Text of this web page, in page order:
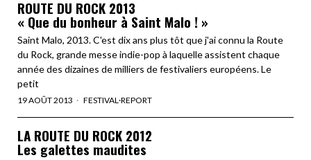
ROUTE DU ROCK 2013
« Que du bonheur à Saint Malo ! »
Saint Malo, 2013. C'est dix ans plus tôt que j'ai connu la Route
du Rock, grande messe indie-pop à laquelle assistent chaque
année des dizaines de milliers de festivaliers européens. Le
petit
19 AOÛT 2013 FESTIVAL·REPORT
LA ROUTE DU ROCK 2012
Les galettes maudites